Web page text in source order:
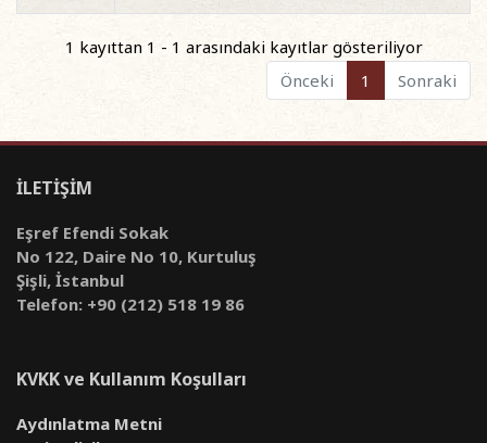
1 kayıttan 1 - 1 arasındaki kayıtlar gösteriliyor
Önceki
1 Sonraki
İLETİŞİM
Eşref Efendi Sokak
No 122, Daire No 10, Kurtuluş
Şişli, İstanbul
Telefon: +90 (212) 518 19 86
KVKK ve Kullanım Koşulları
Aydınlatma Metni